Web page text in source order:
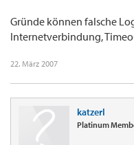
Gründe können falsche
Internetverbindung,
22. März 2007
katzerl
Platinum